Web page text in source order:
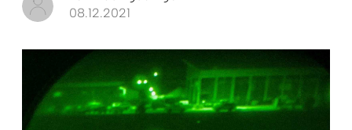
08.12.2021